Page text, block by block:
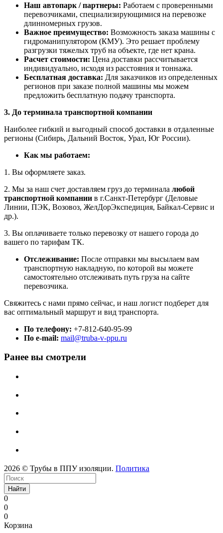
Наш автопарк / партнеры: Работаем с проверенными
перевозчиками, специализирующимися на перевозке
длинномерных грузов.
Важное преимущество: Возможность заказа машины с
гидроманипулятором (КМУ). Это решает проблему
разгрузки тяжелых труб на объекте, где нет крана.
Расчет стоимости: Цена доставки рассчитывается
индивидуально, исходя из расстояния и тоннажа.
Бесплатная доставка: Для заказчиков из определенных
регионов при заказе полной машины мы можем
предложить бесплатную подачу транспорта.
3. До терминала транспортной компании
Наиболее гибкий и выгодный способ доставки в отдаленные
регионы (Сибирь, Дальний Восток, Урал, Юг России).
Как мы работаем:
1. Вы оформляете заказ.
2. Мы за наш счет доставляем груз до терминала любой
транспортной компании в г.Санкт-Петербург (Деловые
Линии, ПЭК, Возовоз, ЖелДорЭкспедиция, Байкал-Сервис и
др.).
3. Вы оплачиваете только перевозку от нашего города до
вашего по тарифам ТК.
Отслеживание: После отправки мы высылаем вам
транспортную накладную, по которой вы можете
самостоятельно отслеживать путь груза на сайте
перевозчика.
Свяжитесь с нами прямо сейчас, и наш логист подберет для
вас оптимальный маршрут и вид транспорта.
По телефону: +7-812-640-95-99
По e-mail: mail@truba-v-ppu.ru
Ранее вы смотрели
2026 © Трубы в ППУ изоляции. Политика
Найти
0
0
0
Корзина